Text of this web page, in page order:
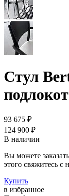
Стул
93 675 ₽
124 900 ₽
В наличии
Вы можете
этого свяжитесь с
Купить
в избранное